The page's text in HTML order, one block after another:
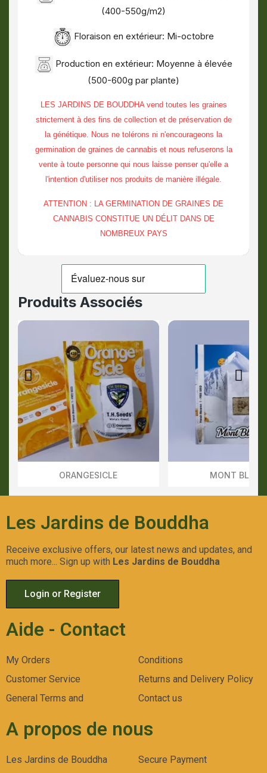
(400-550g/m2)
Floraison en extérieur: Mi-octobre
Production en extérieur: Moyenne à élevée
(500-600g par plante)
LES JARDINS DE BOUDDHA vend toutes les graines
strictement à des fins de collection et de préservation de
la génétique. Nous ne tolérons ni n'encourageons la
germination de graines de cannabis et nous refuserons la
vente à toute personne qui nous laisse penser qu'elle a
l'intention d'utiliser nos produits de manière illégale.
ATTENTION : LA GERMINATION DE GRAINES DE
CANNABIS CONSTITUE UN DÉLIT DANS DE
NOMBREUX PAYS
Produits Associés
Aperçu Rapide
ORANGESICLE Aperçu
MONT BLANC
Les Jardins de Bouddha
Receive exclusive offers, our latest news and updates, and
much more... Sign up with Les Jardins de Bouddha
Login or Register
Aide - Contact
My Orders
Customer Service
General Terms and
Conditions
Returns and Delivery Policy
Contact us
A propos de nous
Les Jardins de Bouddha
Secure Payment